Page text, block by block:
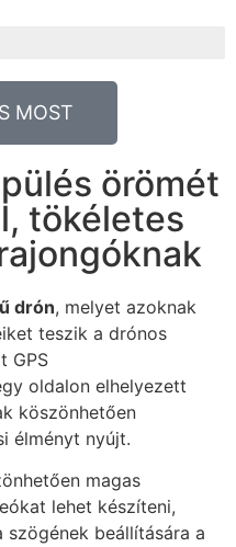
MOST
örömét
tökéletes
drón, melyet azoknak
teszik a drónos
GPS
oldalon elhelyezett
köszönhetően
élményt nyújt.
magas
lehet készíteni,
szögének beállítására a